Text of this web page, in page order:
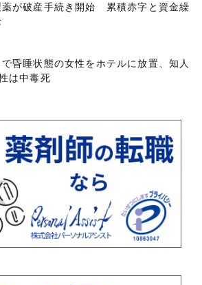
薬が破産手続き開始 累積赤字と資金繰
で昏睡状態の女性をホテルに放置、知人
は中毒死